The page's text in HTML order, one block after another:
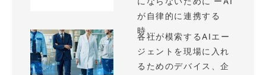
が自律的に連携する
時...
各社が模索するAIエー
ジェントを現場に入れ
るためのデバイス、企